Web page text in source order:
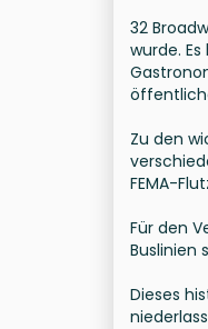
32
wurde.
Zu den
FEMA-
Für den
Buslinien
Dieses